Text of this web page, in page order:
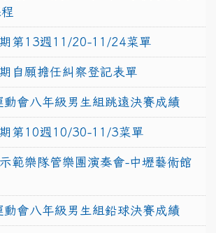
第13週11/20-11/24菜單
自願擔任糾察登記表單
會八年級男生組跳遠決賽成績
第10週10/30-11/3菜單
範樂隊管樂團演奏會-中壢藝術館
會八年級男生組鉛球決賽成績